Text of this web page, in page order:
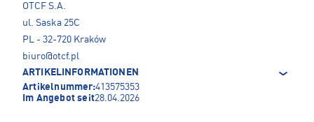
OTCF S.A.
ul. Saska 25C
PL - 32-720 Kraków
biuro@otcf.pl
ARTIKELINFORMATIONEN
Artikelnummer:413575353
Im Angebot seit28.04.2026